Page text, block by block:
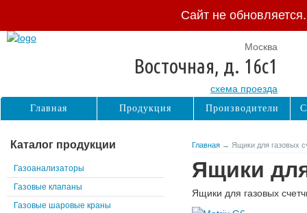
Сайт не
Главная → Ящики для газовых
Ящики
Ящики для газовых
Каталог продукции
Газоанализаторы
Газовые клапаны
Газовые шаровые краны
Москва
Восточная, д. 16с1
схема проезда
Главная Продукция Производители